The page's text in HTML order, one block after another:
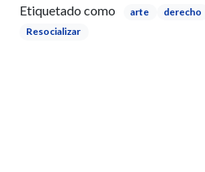
Etiquetado como arte derecho
Resocializar